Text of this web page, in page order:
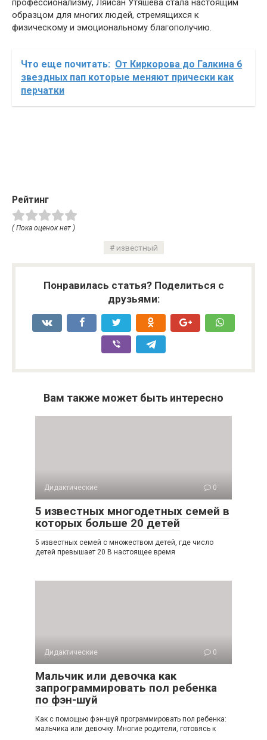
профессионализму, Ляйсан Утяшева стала настоящим
образцом для многих людей, стремящихся к
физическому и эмоциональному благополучию.
Что еще почитать: От Киркорова до Галкина 6
звездных пап которые меняют прически как
перчатки
Рейтинг
( Пока оценок нет )
известный
Понравилась статья? Поделиться с
друзьями:
Вам также может быть интересно
Дидактические 0
5 известных многодетных семей в
которых больше 20 детей
5 известных семей с множеством детей, где число
детей превышает 20 В настоящее время
Дидактические 0
Мальчик или девочка как
запрограммировать пол ребенка
по фэн-шуй
Как с помощью фэн-шуй программировать пол ребенка:
мальчика или девочку. Многие родители, готовясь к